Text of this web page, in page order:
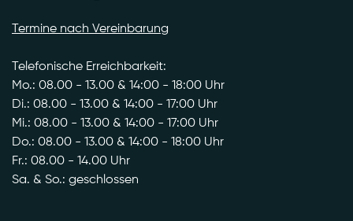
Termine nach Vereinbarung
Telefonische Erreichbarkeit:
Mo.: 08.00 - 13.00 & 14:00 - 18:00 Uhr
Di.: 08.00 - 13.00 & 14:00 - 17:00 Uhr
Mi.: 08.00 - 13.00 & 14:00 - 17:00 Uhr
Do.: 08.00 - 13.00 & 14:00 - 18:00 Uhr
Fr.: 08.00 - 14.00 Uhr
Sa. & So.: geschlossen